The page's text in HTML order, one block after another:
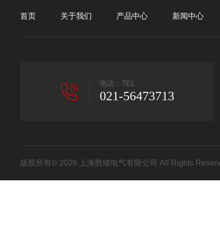
首页 关于我们 产品中心 新闻中心
电话：TEL
021-56473713
版权所有© 2026 上海胜绪电气有限公司 All Rights